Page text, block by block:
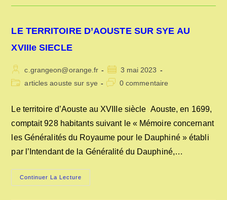
LE TERRITOIRE D’AOUSTE SUR SYE AU
XVIIIe SIECLE
Auteur/autrice
de
c.grangeon@orange.fr
Publication
publiée :
3 mai 2023
Postarticles aouste sur sye
Commentaires
publication :
0 commentaire
Le territoire d’Aouste au XVIIIe siècle Aouste, en 1699,
comptait 928 habitants suivant le « Mémoire concernant
les Généralités du Royaume pour le Dauphiné » établi
par l’Intendant de la Généralité du Dauphiné,…
Continuer La Lecture
TERRITOIRE